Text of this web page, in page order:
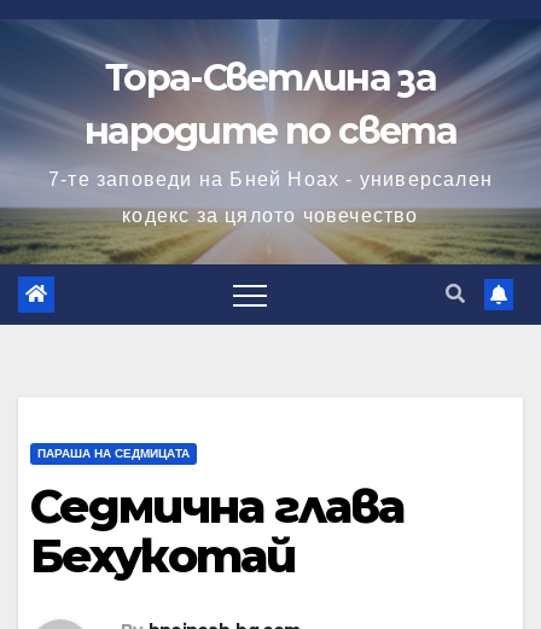
Skip
content
Тора-Светлина за
народите по света
7-те заповеди на Бней Ноах - универсален
кодекс за цялото човечество
ПАРАША НА СЕДМИЦАТА
Седмична глава
Бехукотай